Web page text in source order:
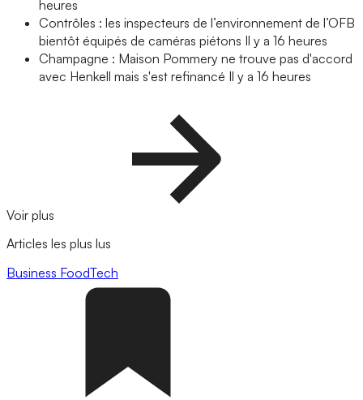
heures
Contrôles : les inspecteurs de l’environnement de l’OFB
bientôt équipés de caméras piétons Il y a 16 heures
Champagne : Maison Pommery ne trouve pas d'accord
avec Henkell mais s'est refinancé Il y a 16 heures
Voir plus
Articles les plus lus
Business FoodTech